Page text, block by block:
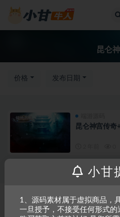
昆仑
价格 发布日期
昆仑神宫传奇
Copyright © 2023 小甘牛人资源网 - All
号-1
小甘
1、源码素材属于虚拟商品，
一旦授予，不接受任何形式